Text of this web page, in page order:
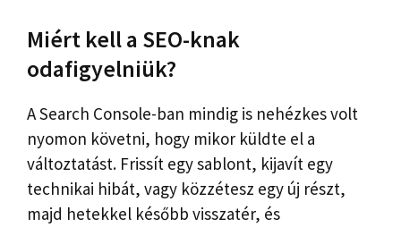
Miért kell a SEO-knak
odafigyelniük?
A Search Console-ban mindig is nehézkes volt
nyomon követni, hogy mikor küldte el a
változtatást. Frissít egy sablont, kijavít egy
technikai hibát, vagy közzétesz egy új részt,
majd hetekkel később visszatér, és